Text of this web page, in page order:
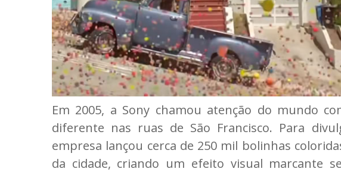
Em 2005, a Sony chamou atenção do mundo
diferente nas ruas de São Francisco. Para
empresa lançou cerca de 250 mil bolinhas
da cidade, criando um efeito visual marcante